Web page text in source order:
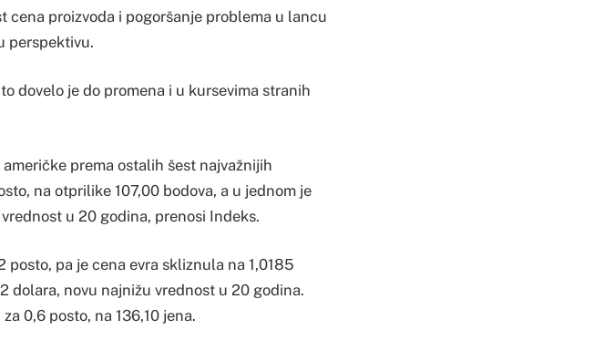
cena proizvoda i pogoršanje problema u lancu
perspektivu.
dovelo je do promena i u kursevima stranih
prema ostalih šest najvažnijih
na otprilike 107,00 bodova, a u jednom je
u 20 godina, prenosi Indeks.
pa je cena evra skliznula na 1,0185
dolara, novu najnižu vrednost u 20 godina.
0,6 posto, na 136,10 jena.